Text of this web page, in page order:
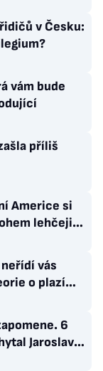
v Česku:
vám bude
příliš
Americe si
lehčeji,
vás
o plazím
6
Jaroslav
kariéře